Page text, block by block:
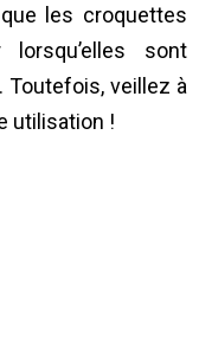
les croquettes
sont
. Toutefois, veillez à
utilisation !